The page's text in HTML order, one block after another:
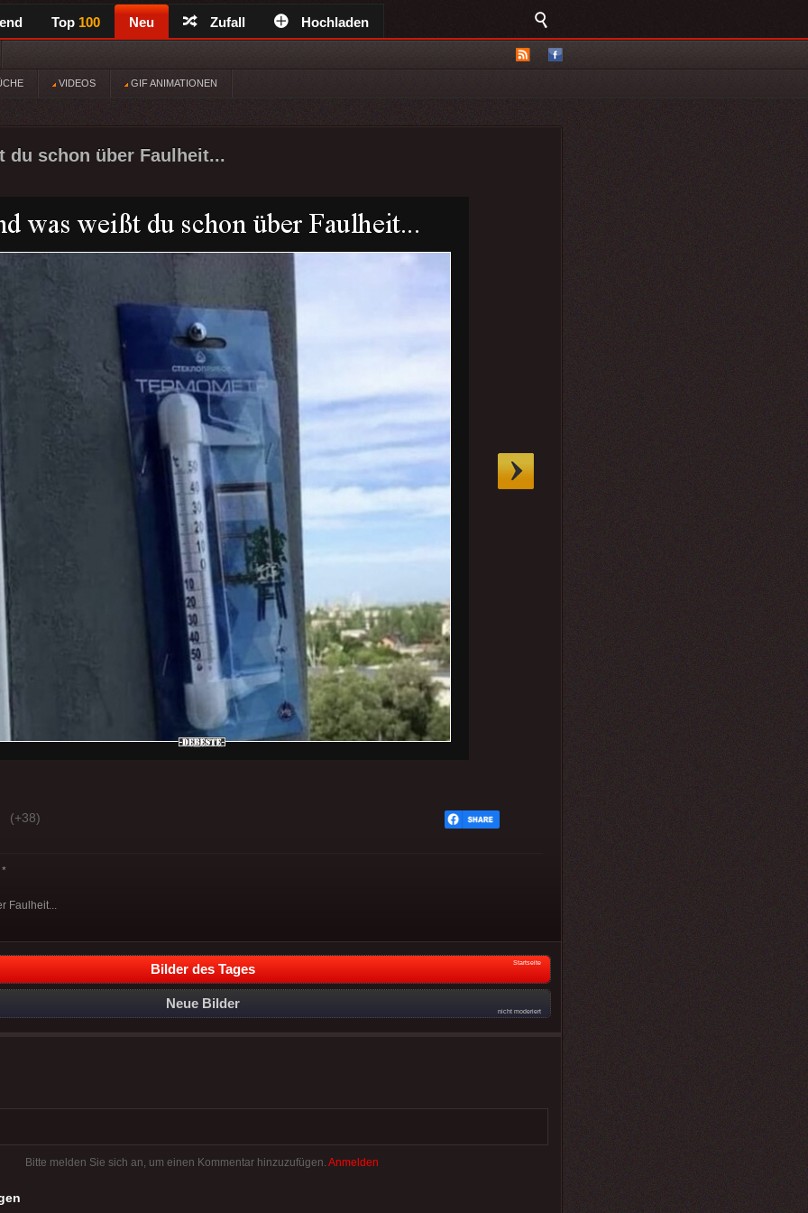
Top 100 Neu Zufall Hochladen
VIDEOS GIF ANIMATIONEN
du schon über Faulheit...
(+38)
Faulheit...
Bilder des Tages Startseite
Neue Bilder
nicht moderiert
Bitte melden Sie sich an, um einen Kommentar hinzuzufügen. Anmelden